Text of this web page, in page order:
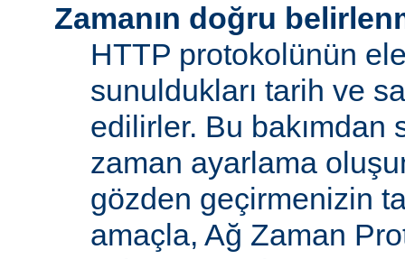
Zamanın doğru
HTTP protokolünün
sunuldukları tarih ve
edilirler. Bu bakımdan
zaman ayarlama
gözden geçirmenizin
amaçla, Ağ Zaman